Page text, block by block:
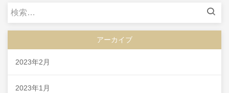
検
索:
アーカイブ
2023年2月
2023年1月